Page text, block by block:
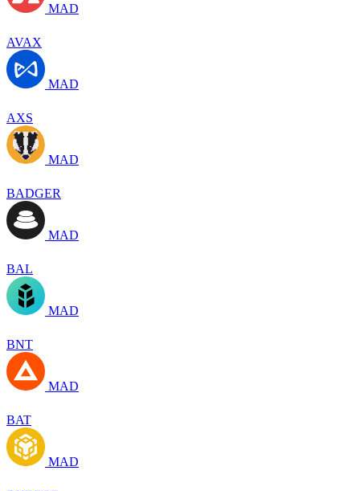
MAD
AVAX
MAD
AXS
MAD
BADGER
MAD
BAL
MAD
BNT
MAD
BAT
MAD